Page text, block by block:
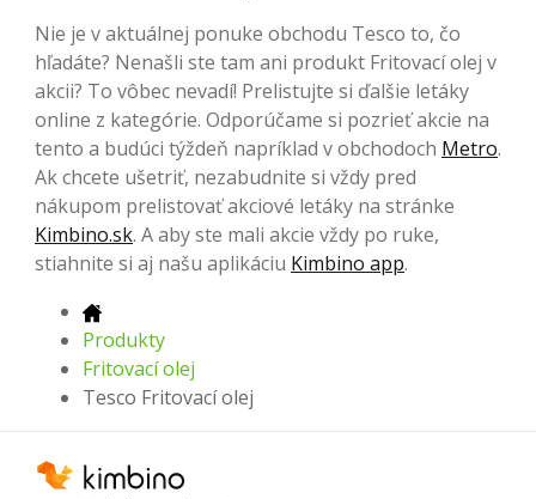
Nie je v aktuálnej ponuke obchodu Tesco to, čo
hľadáte? Nenašli ste tam ani produkt Fritovací olej v
akcii? To vôbec nevadí! Prelistujte si ďalšie letáky
online z kategórie. Odporúčame si pozrieť akcie na
tento a budúci týždeň napríklad v obchodoch Metro.
Ak chcete ušetriť, nezabudnite si vždy pred
nákupom prelistovať akciové letáky na stránke
Kimbino.sk. A aby ste mali akcie vždy po ruke,
stiahnite si aj našu aplikáciu Kimbino app.
Produkty
Fritovací olej
Tesco Fritovací olej